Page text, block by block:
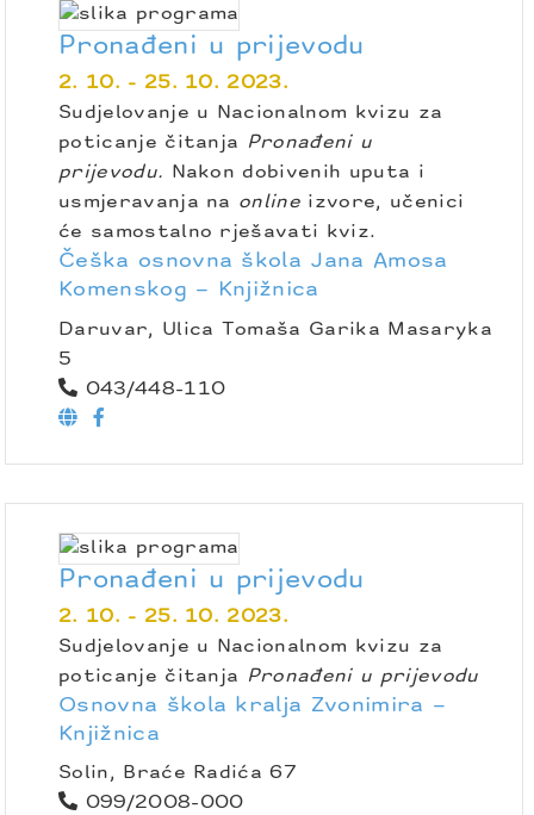
Pronađeni u prijevodu
2. 10. - 25. 10. 2023.
Sudjelovanje u Nacionalnom kvizu za
poticanje čitanja
Pronađeni u
prijevodu.
Nakon dobivenih uputa i
usmjeravanja na online izvore, učenici
će samostalno rješavati kviz.
Češka osnovna škola Jana Amosa
Komenskog – Knjižnica
Daruvar, Ulica Tomaša Garika Masaryka
5
043/448-110
Pronađeni u prijevodu
2. 10. - 25. 10. 2023.
Sudjelovanje u Nacionalnom kvizu za
poticanje čitanja
Pronađeni u prijevodu
Osnovna škola kralja Zvonimira –
Knjižnica
Solin, Braće Radića 67
099/2008-000